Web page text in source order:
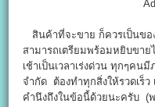
สินค้าที่จะขาย ก็ควรเป็นขอ
สามารถเตรียมพร้อมหยิบขาย
เช้าเป็นเวลาเร่งด่วน ทุกๆคน
จำกัด ต้องทำทุกสิ่งให้รวดเร็ว
คำนึงถึงในข้อนี้ด้วยนะครับ (